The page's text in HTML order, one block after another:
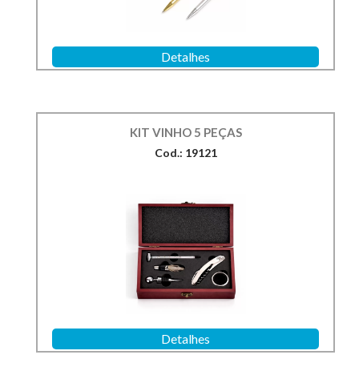
Detalhes
KIT VINHO 5 PEÇAS
Cod.: 19121
Detalhes